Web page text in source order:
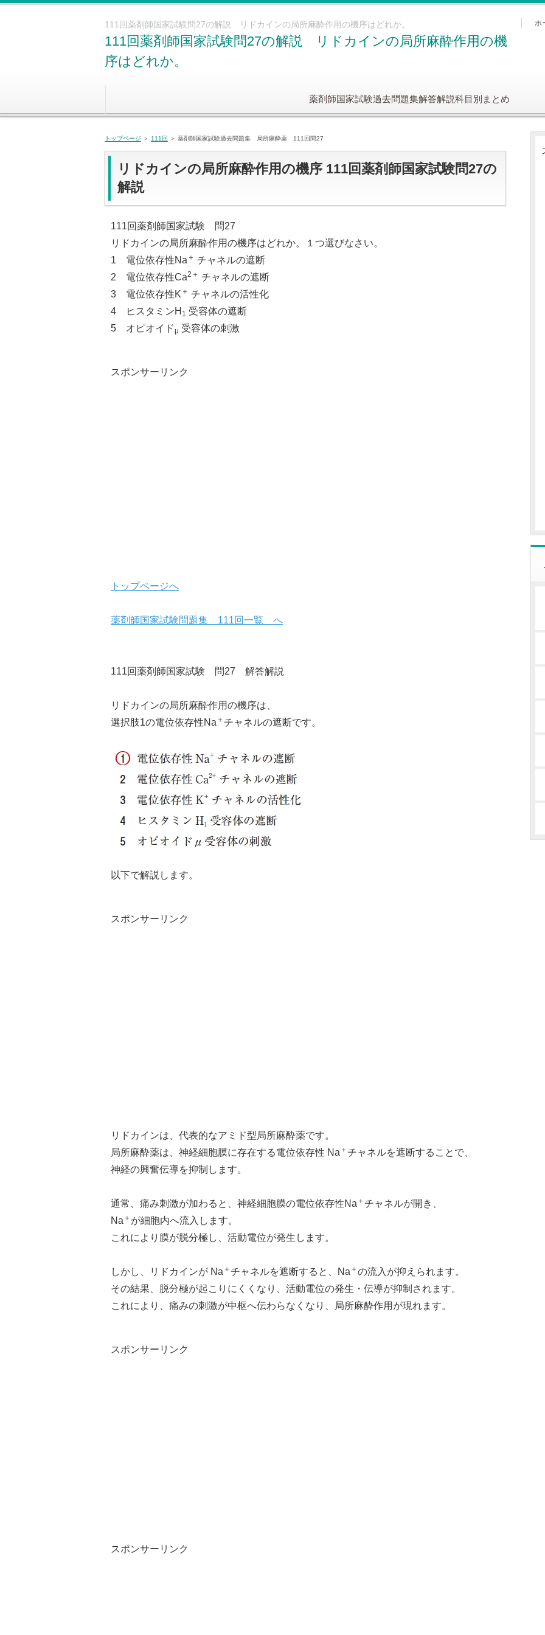
111回薬剤師国家試験問27の解説 リドカインの局所麻酔作用の機序はどれか。
111回薬剤師国家試験問27の解説 リドカインの局所麻酔作用の機
序はどれか。
薬剤師国家試験過去問題集解答解説科目別まとめ
ホ
トップページ ＞ 111回 ＞ 薬剤師国家試験過去問題集 局所麻酔薬 111回問27
リドカインの局所麻酔作用の機序 111回薬剤師国家試験問27の
解説
111回薬剤師国家試験 問27
リドカインの局所麻酔作用の機序はどれか。１つ選びなさい。
1 電位依存性Na ＋ チャネルの遮断
2 電位依存性Ca2＋ チャネルの遮断
3 電位依存性K ＋ チャネルの活性化
4 ヒスタミンH 1 受容体の遮断
5 オピオイドμ 受容体の刺激
スポンサーリンク
トップページへ
薬剤師国家試験問題集 111回一覧 へ
111回薬剤師国家試験 問27 解答解説
リドカインの局所麻酔作用の機序は、
選択肢1の電位依存性Na ＋ チャネルの遮断です。
以下で解説します。
スポンサーリンク
リドカインは、代表的なアミド型局所麻酔薬です。
局所麻酔薬は、神経細胞膜に存在する電位依存性 Na ＋ チャネルを遮断することで、
神経の興奮伝導を抑制します。
通常、痛み刺激が加わると、神経細胞膜の電位依存性Na ＋ チャネルが開き、
Na ＋ が細胞内へ流入します。
これにより膜が脱分極し、活動電位が発生します。
しかし、リドカインが Na ＋ チャネルを遮断すると、Na ＋ の流入が抑えられます。
その結果、脱分極が起こりにくくなり、活動電位の発生・伝導が抑制されます。
これにより、痛みの刺激が中枢へ伝わらなくなり、局所麻酔作用が現れます。
スポンサーリンク
スポンサーリンク